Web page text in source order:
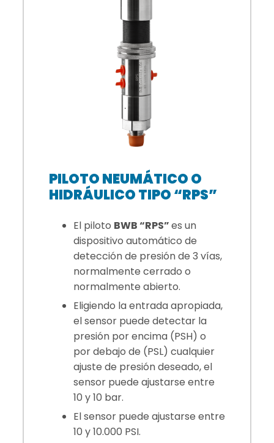
PILOTO NEUMÁTICO O
HIDRÁULICO TIPO “RPS”
El piloto BWB “RPS”es un
dispositivo automático de
detección de presión de 3 vías,
normalmente cerrado o
normalmente abierto.
Eligiendo la entrada apropiada,
el sensor puede detectar la
presión por encima (PSH) o
por debajo de (PSL) cualquier
ajuste de presión deseado, el
sensor puede ajustarse entre
10 y 10 bar.
El sensor puede ajustarse entre
10 y 10.000 PSI.